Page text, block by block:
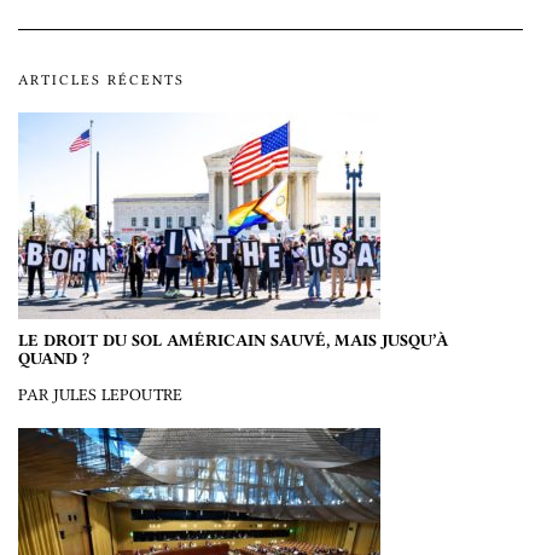
ARTICLES RÉCENTS
LE DROIT DU SOL AMÉRICAIN SAUVÉ, MAIS JUSQU’À
QUAND ?
PAR JULES LEPOUTRE